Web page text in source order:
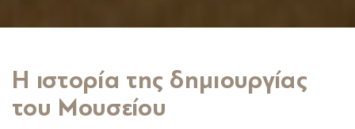
Η ιστορία της δημιουργίας
του Μουσείου